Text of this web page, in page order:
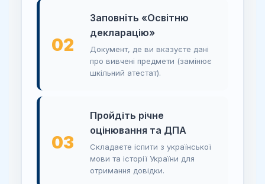
02
Заповніть «Освітню
декларацію»
Документ, де ви вказуєте дані
про вивчені предмети (замінює
шкільний атестат).
03
Пройдіть річне
оцінювання та ДПА
Складаєте іспити з української
мови та історії України для
отримання довідки.